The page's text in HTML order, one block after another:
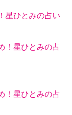
星ひとみの占い
！星ひとみの占
！星ひとみの占